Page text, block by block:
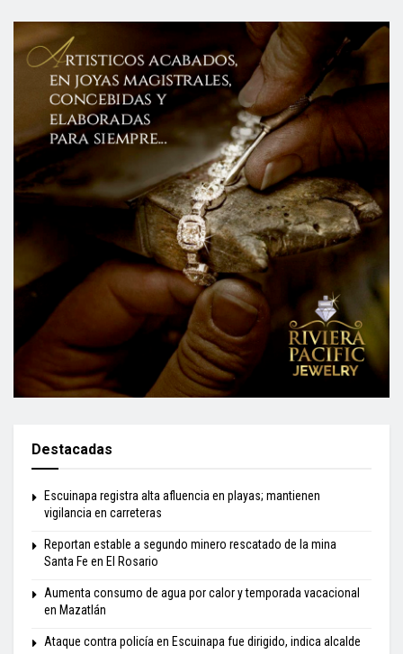
Destacadas
Escuinapa registra alta afluencia en playas; mantienen
vigilancia en carreteras
Reportan estable a segundo minero rescatado de la mina
Santa Fe en El Rosario
Aumenta consumo de agua por calor y temporada vacacional
en Mazatlán
Ataque contra policía en Escuinapa fue dirigido, indica alcalde